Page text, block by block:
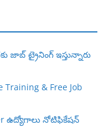
జాబ్ ట్రైనింగ్ ఇస్తున్నారు
& Free Job
ఉద్యోగాలు నోటిఫికేషన్